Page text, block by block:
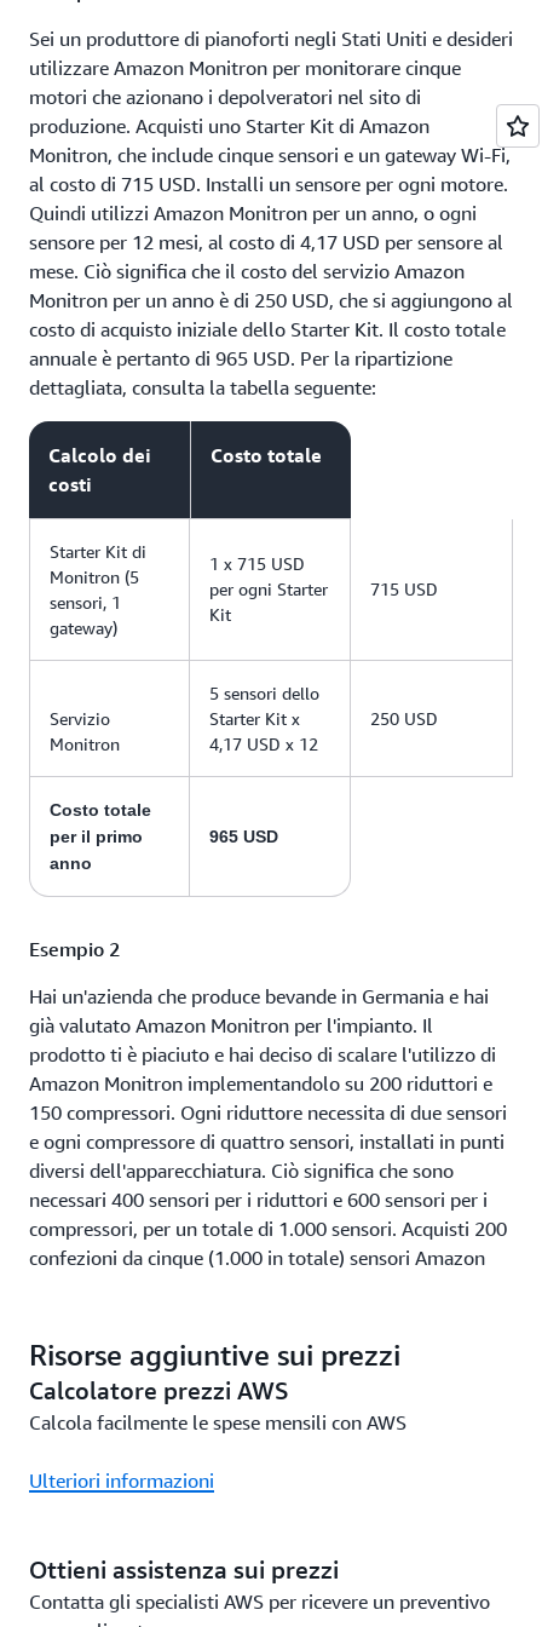
Sei un produttore di pianoforti negli Stati Uniti e desideri
utilizzare Amazon Monitron per monitorare cinque
motori che azionano i depolveratori nel sito di
produzione. Acquisti uno Starter Kit di Amazon
Monitron, che include cinque sensori e un gateway Wi-Fi,
al costo di 715 USD. Installi un sensore per ogni motore.
Quindi utilizzi Amazon Monitron per un anno, o ogni
sensore per 12 mesi, al costo di 4,17 USD per sensore al
mese. Ciò significa che il costo del servizio Amazon
Monitron per un anno è di 250 USD, che si aggiungono al
costo di acquisto iniziale dello Starter Kit. Il costo totale
annuale è pertanto di 965 USD. Per la ripartizione
dettagliata, consulta la tabella seguente:
Calcolo dei
costi
Costo totale
Starter Kit di
Monitron (5
sensori, 1
gateway)
1 x 715 USD
per ogni Starter
Kit
715 USD
Servizio
Monitron
5 sensori dello
Starter Kit x
4,17 USD x 12
250 USD
Costo totale
per il primo
anno
965 USD
Esempio 2
Hai un'azienda che produce bevande in Germania e hai
già valutato Amazon Monitron per l'impianto. Il
prodotto ti è piaciuto e hai deciso di scalare l'utilizzo di
Amazon Monitron implementandolo su 200 riduttori e
150 compressori. Ogni riduttore necessita di due sensori
e ogni compressore di quattro sensori, installati in punti
diversi dell'apparecchiatura. Ciò significa che sono
necessari 400 sensori per i riduttori e 600 sensori per i
compressori, per un totale di 1.000 sensori. Acquisti 200
confezioni da cinque (1.000 in totale) sensori Amazon
Monitron (Wi-Fi), in modo da avere un gateway Wi-Fi
ogni 20 sensori, al costo di 140 USD per ogni gateway
Wi-Fi, per un totale di 7.000 USD. È possibile installare e
utilizzare questi 1.000 sensori e 50 gateway (Wi-Fi) per
(ovvero 50 USD per sensore all'anno). Ciò significa che il
gateway pari a 122.000 USD, per un costo totale di
172.000 USD nel primo anno. Dal secondo al quinto
Risorse aggiuntive sui prezzi
Calcolatore prezzi AWS
Calcola facilmente le spese mensili con AWS
Ulteriori informazioni
Ottieni assistenza sui prezzi
Contatta gli specialisti AWS per ricevere un preventivo